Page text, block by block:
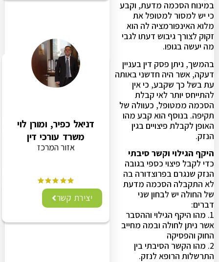
במינוח הסכמה מדעת, וקבע
כי יש למסור למטופל את
מלוא האינפורמציה לה הוא
זקוק לצורך גיבוש דעתו לגבי
מה יעשה בגופו.
בהמשך, ניתן פסק דין בעניין
דעקה, אשר היה חדשני באותה
עת בשל כך שקבע, כי אין
להתייחס יותר לאי קבלת
הסכמה ממטופל, כעוולה של
תקיפה. בנוסף הוא קבע מהו
האופן לקבלת פיצויים בגין
הנזק.
היקף הגילוי וקשר סיבתי
כדי לקבל פיצוי כספי בגובה
הנזק שנגרם בפרוצדורה בה
לא התקבלה הסכמה מדעת
של החולה יש לבחון שני
דברים:
1. מהו היקף הגילוי וההסבר
אשר ניתן לחולה ובמה מחייב
החוק והפסיקה
2. מהו הקשר הסיבתי בין
התרשלות הרופא לנזק.
דניאל כפיר, ומורן לוי
משרד עורכי דין
אזור המרכז
יצירת קשר